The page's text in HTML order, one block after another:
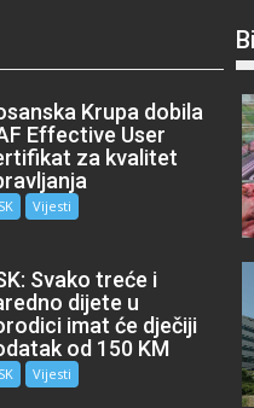
Krupa dobila
Effective User
za kvalitet
Vijesti
Svako treće i
dijete u
imat će dječiji
od 150 KM
Vijesti